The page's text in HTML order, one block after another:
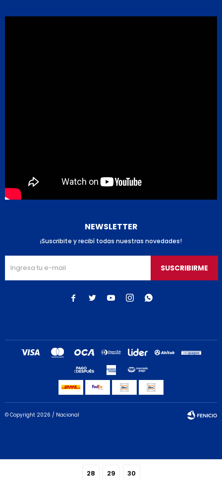
28 29 30
NEWSLETTER
¡Suscribite y recibí todas nuestras novedades!
SUSCRIBIRME
    
© Copyright 2026 / Nacional